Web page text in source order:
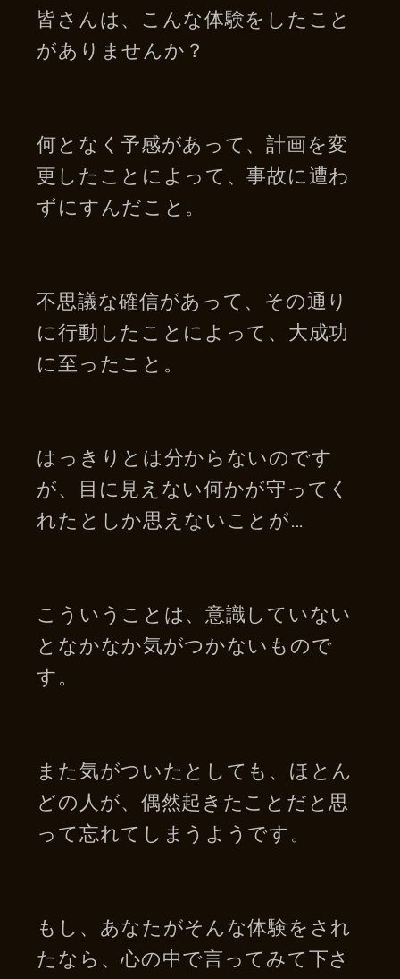
皆さんは、こんな体験をしたこと
がありませんか？
何となく予感があって、計画を変
更したことによって、事故に遭わ
ずにすんだこと。
不思議な確信があって、その通り
に行動したことによって、大成功
に至ったこと。
はっきりとは分からないのです
が、目に見えない何かが守ってく
れたとしか思えないことが…
こういうことは、意識していない
となかなか気がつかないもので
す。
また気がついたとしても、ほとん
どの人が、偶然起きたことだと思
って忘れてしまうようです。
もし、あなたがそんな体験をされ
たなら、心の中で言ってみて下さ